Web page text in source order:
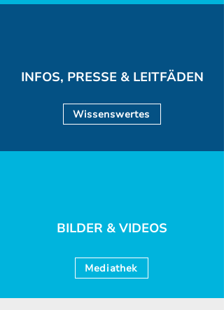
INFOS, PRESSE & LEITFÄDEN
Wissenswertes
BILDER & VIDEOS
Mediathek